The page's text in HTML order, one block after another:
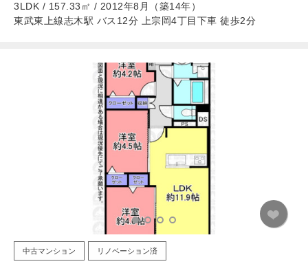
3LDK / 157.33㎡ / 2012年8月（築14年）
東武東上線志木駅 バス12分 上宗岡4丁目下車 徒歩2分
中古マンション リノベーション済